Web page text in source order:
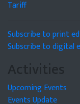
Tariff
Subscribe to print
Subscribe to digital
Activities
Upcoming Events
Events Update